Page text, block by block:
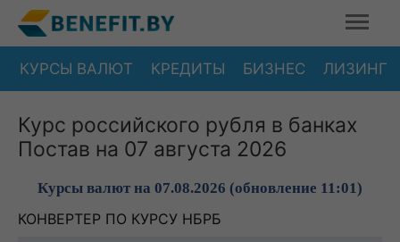
КУРСЫ ВАЛЮТ КРЕДИТЫ БИЗНЕС ЛИЗИНГ
Курс российского рубля в банках
Постав на 07 августа 2026
Курсы валют на 07.08.2026 (обновление 11:01)
КОНВЕРТЕР ПО КУРСУ НБРБ